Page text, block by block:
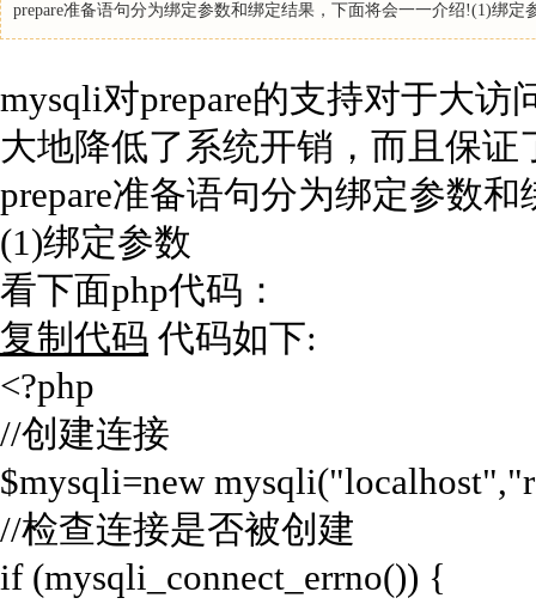
prepare准备语句分为绑定参数和绑定结果，下面将会一一介绍!(1)绑定
mysqli对prepare的支持对于大
大地降低了系统开销，而且保
prepare准备语句分为绑定参数
(1)绑定参数
看下面php代码：
复制代码 代码如下:
<?php
//创建连接
$mysqli=new
//检查连接是否被创建
if (mysqli_connect_errno()) {